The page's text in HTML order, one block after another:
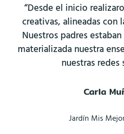
“Desde el inicio
creativas, alineadas con
Nuestros padres
materializada nuestra
nuestras redes
Carla
Jardín Mis